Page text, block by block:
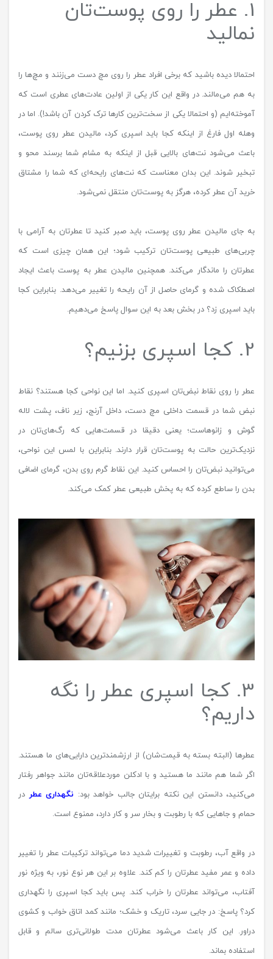
1. عطر را روی پوست‌تان
نمالید
احتمالا دیده باشید که برخی افراد عطر را روی مچ دست می‌زنند و مچ‌ها را
به هم می‌مالند. در واقع این کار یکی از اولین عادت‌های عطری است که
آموخته‌ایم (و احتمالا یکی از سخت‌ترین کارها ترک کردن آن باشد!). اما در
وهله اول فارغ از اینکه کجا باید اسپری کرد، مالیدن عطر روی پوست،
باعث می‌شود نت‌های بالایی قبل از اینکه به مشام شما برسند محو و
تبخیر شوند. این بدان معناست که نت‌های رایحه‌ای که شما را مشتاق
خرید آن عطر کرده، هرگز به پوست‌تان منتقل نمی‌شود.
به جای مالیدن عطر روی پوست، باید صبر کنید تا عطرتان به آرامی با
چربی‌های طبیعی پوست‌تان ترکیب شود؛ این همان چیزی است که
عطرتان را ماندگار می‌کند. همچنین مالیدن عطر به پوست باعث ایجاد
اصطکاک شده و گرمای حاصل از آن رایحه را تغییر می‌دهد. بنابراین کجا
باید اسپری زد؟ در بخش بعد به این سوال پاسخ می‌دهیم.
2. کجا اسپری بزنیم؟
عطر را روی نقاط نبض‌تان اسپری کنید. اما این نواحی کجا هستند؟ نقاط
نبض شما در قسمت داخلی مچ دست، داخل آرنج، زیر ناف، پشت لاله
گوش و زانوهاست؛ یعنی دقیقا در قسمت‌هایی که رگ‌های‌تان در
نزدیک‌ترین حالت به پوست‌تان قرار دارند. بنابراین با لمس این نواحی،
می‌توانید نبض‌تان را احساس کنید. این نقاط گرم روی بدن، گرمای اضافی
بدن را ساطع کرده که به پخش طبیعی عطر کمک می‌کند.
3. کجا اسپری عطر را نگه
داریم؟
عطرها (البته بسته به قیمت‌شان) از ارزشمندترین دارایی‌های ما هستند.
اگر شما هم مانند ما هستید و با ادکلن موردعلاقه‌تان مانند جواهر رفتار
می‌کنید، دانستن این نکته برایتان جالب خواهد بود: نگهداری عطر در
حمام و جاهایی که با رطوبت و بخار سر و کار دارد، ممنوع است.
در واقع آب، رطوبت و تغییرات شدید دما می‌تواند ترکیبات عطر را تغییر
داده و عمر مفید عطرتان را کم کند. علاوه بر این هر نوع نور، به ویژه نور
آفتاب، می‌تواند عطرتان را خراب کند. پس باید کجا اسپری را نگهداری
کرد؟ پاسخ: در جایی سرد، تاریک و خشک؛ مانند کمد اتاق خواب و کشوی
دراور. این کار باعث می‌شود عطرتان مدت طولانی‌تری سالم و قابل
استفاده بماند.